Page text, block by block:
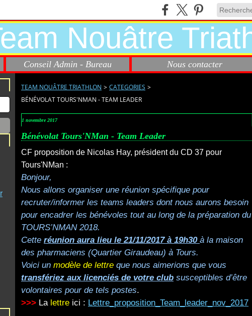
Conseil Admin - Bureau Nous contacter
TEAM NOUÂTRE TRIATHLON > CATEGORIES >
BÉNÉVOLAT TOURS'NMAN - TEAM LEADER
1 novembre 2017
Bénévolat Tours'NMan - Team Leader
CF proposition de Nicolas Hay, président du CD 37 pour
Tours'NMan :
Bonjour,
Nous allons organiser une réunion spécifique pour
recruter/informer les teams leaders dont nous aurons besoin
pour encadrer les bénévoles tout au long de la préparation du
TOURS’NMAN 2018.
Cette réunion aura lieu le 21/11/2017 à 19h30 à la maison
des pharmaciens (Quartier Giraudeau) à Tours.
Voici un modèle de lettre que nous aimerions que vous
transfériez aux licenciés de votre club susceptibles d’être
volontaires pour de tels postes.
>>> La lettre ici : Lettre_proposition_Team_leader_nov_2017